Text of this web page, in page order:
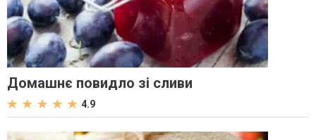
Домашнє повидло зі сливи
4.9